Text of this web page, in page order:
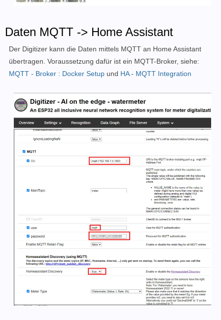
Daten MQTT -> Home Assistant
Der Digitizer kann die Daten mittels MQTT an Home Assistant
übertragen. Voraussetzung dafür ist ein MQTT-Broker, siehe:
MQTT - Broker : Docker Setup und HA - MQTT Integration